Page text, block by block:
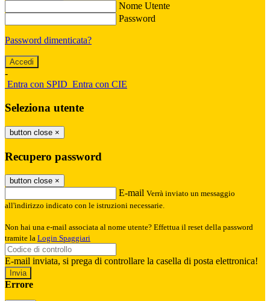
Nome Utente
Password
Password dimenticata?
-
Entra con SPID Entra con CIE
Seleziona utente
button close ×
Recupero password
button close ×
E-mail Verrà inviato un messaggio
all'indirizzo indicato con le istruzioni necessarie.
Non hai una e-mail associata al nome utente? Effettua il reset della password
tramite la Login Spaggiari
E-mail inviata, si prega di controllare la casella di posta elettronica!
Errore